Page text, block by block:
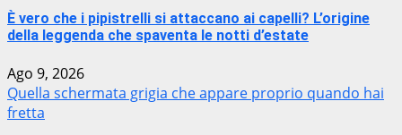
È vero che i pipistrelli si attaccano ai capelli? L’origine
della leggenda che spaventa le notti d’estate
Ago 9, 2026
Quella schermata grigia che appare proprio quando hai
fretta